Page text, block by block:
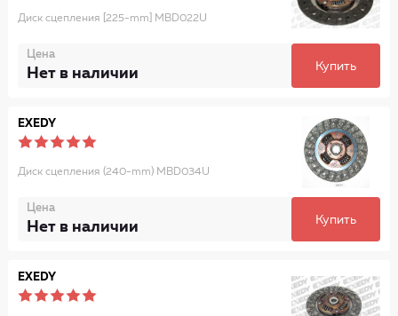
Диск сцепления [225-mm] MBD022U
Цена
Нет в наличии Купить
EXEDY
Диск сцепления (240-mm) MBD034U
Цена
Нет в наличии Купить
EXEDY